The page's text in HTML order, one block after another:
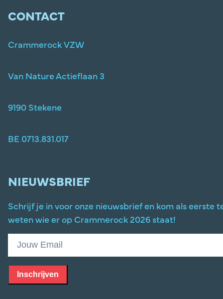
CONTACT
Crammerock VZW
Van Nature Actieflaan 3
9190 Stekene
BE 0713.831.017
NIEUWSBRIEF
Schrijf je in voor onze nieuwsbrief en kom als eerste
weten wie er op Crammerock 2026 staat!
Inschrijven